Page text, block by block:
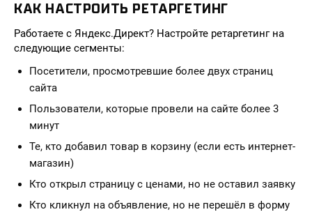
КАК НАСТРОИТЬ РЕТАРГЕТИНГ
Работаете с Яндекс.Директ? Настройте ретаргетинг на
следующие сегменты:
Посетители, просмотревшие более двух страниц
сайта
Пользователи, которые провели на сайте более 3
минут
Те, кто добавил товар в корзину (если есть интернет-
магазин)
Кто открыл страницу с ценами, но не оставил заявку
Кто кликнул на объявление, но не перешёл в форму